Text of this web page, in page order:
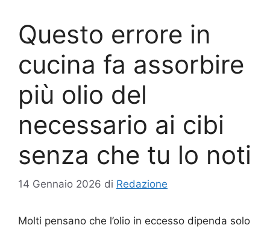
Questo errore in
cucina fa assorbire
più olio del
necessario ai cibi
senza che tu lo noti
14 Gennaio 2026 di Redazione
Molti pensano che l’olio in eccesso dipenda solo